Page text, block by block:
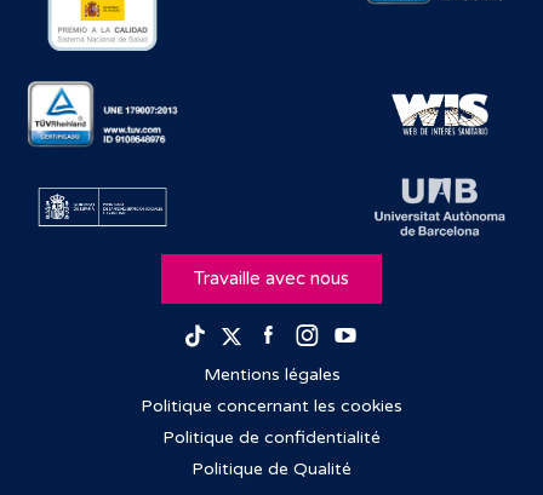
Travaille avec nous
TikTokTwitterFacebook
Instagram
Mentions légales
Politique concernant les cookies
Politique de confidentialité
Politique de Qualité